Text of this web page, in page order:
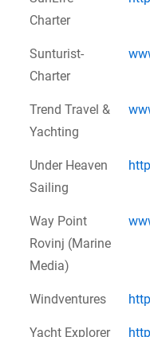
Charter
Sunturist-
Charter
Trend Travel &
Yachting
Under Heaven
Sailing
Way Point
Rovinj (Marine
Media)
Windventures
Yacht Explorer